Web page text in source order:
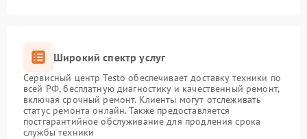
Широкий спектр услуг
Сервисный центр Testo обеспечивает доставку техники по
всей РФ, бесплатную диагностику и качественный ремонт,
включая срочный ремонт. Клиенты могут отслеживать
статус ремонта онлайн. Также предоставляется
постгарантийное обслуживание для продления срока
службы техники